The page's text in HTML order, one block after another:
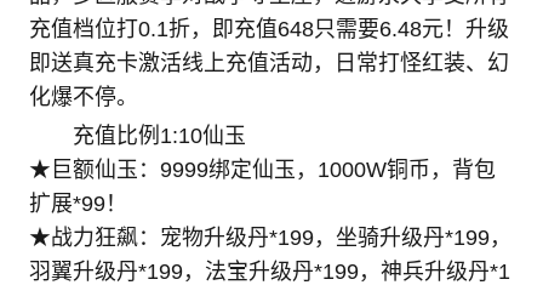
充值档位打0.1折，即充值648只需要6.48元！升级
即送真充卡激活线上充值活动，日常打怪红装、幻
化爆不停。
充值比例1:10仙玉
★巨额仙玉：9999绑定仙玉，1000W铜币，背包
扩展*99！
★战力狂飙：宠物升级丹*199，坐骑升级丹*199，
羽翼升级丹*199，法宝升级丹*199，神兵升级丹*1